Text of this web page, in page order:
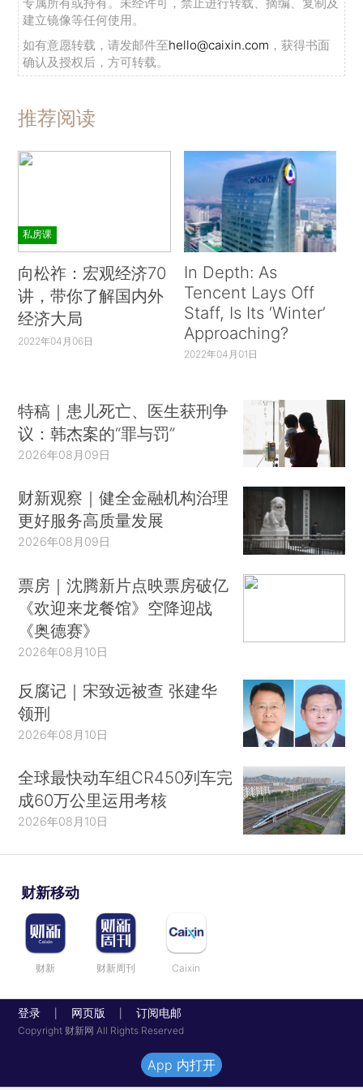
建立镜像等任何使用。
如有意愿转载，请发邮件至hello@caixin.com ，获得书面
确认及授权后，方可转载。
推荐阅读
私房课
向松祚：宏观经济70
讲，带你了解国内外
经济大局
2022年04月06日
In Depth: As
Tencent Lays Off
Staff, Is Its ‘Winter’
Approaching?
2022年04月01日
特稿｜患儿死亡、医生获刑争
议：韩杰案的“罪与罚”
2026年08月09日
财新观察｜健全金融机构治理
更好服务高质量发展
2026年08月09日
票房｜沈腾新片点映票房破亿
《欢迎来龙餐馆》空降迎战
《奥德赛》
2026年08月10日
反腐记｜宋致远被查 张建华
领刑
2026年08月10日
全球最快动车组CR450列车完
成60万公里运用考核
2026年08月10日
财新移动
财新 财新周刊 Caixin
登录 网页版 订阅电邮
Copyright 财新网 All Rights Reserved
App 内打开